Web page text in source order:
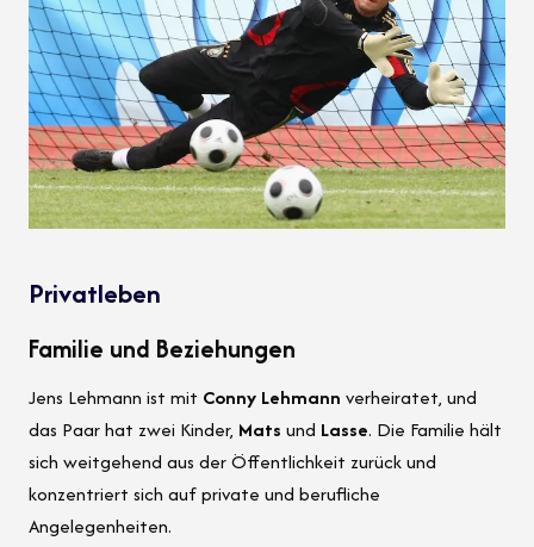
Privatleben
Familie und Beziehungen
Jens Lehmann ist mit Conny Lehmann verheiratet, und
das Paar hat zwei Kinder, Mats und Lasse. Die Familie hält
sich weitgehend aus der Öffentlichkeit zurück und
konzentriert sich auf private und berufliche
Angelegenheiten.